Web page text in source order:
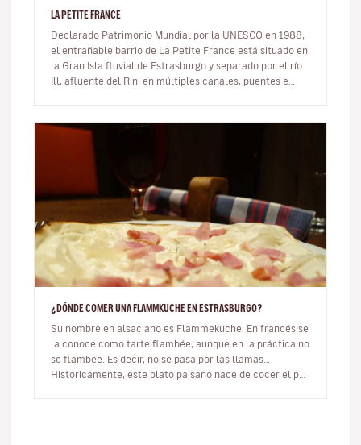
LA PETITE FRANCE
Declarado Patrimonio Mundial por la UNESCO en 1988,
el entrañable barrio de La Petite France está situado en
la Gran Isla fluvial de Estrasburgo y separado por el río
Ill, afluente del Rin, en múltiples canales, puentes e
¿DÓNDE COMER UNA FLAMMKUCHE EN ESTRASBURGO?
Su nombre en alsaciano es Flammekuche. En francés se
la conoce como tarte flambée, aunque en la práctica no
se flambee. Es decir, no se pasa por las llamas…
Históricamente, este plato paisano nace de cocer el pan